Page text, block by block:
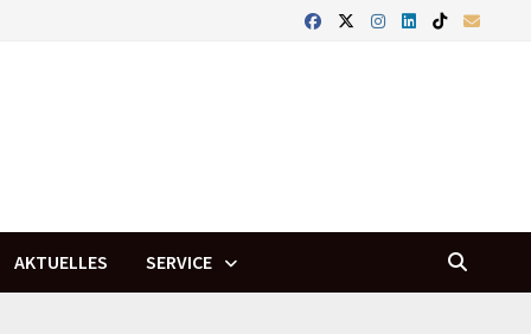
AKTUELLES SERVICE